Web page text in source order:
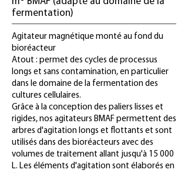
fermentation)
Agitateur magnétique monté au fond du
bioréacteur
Atout : permet des cycles de processus
longs et sans contamination, en particulier
dans le domaine de la fermentation des
cultures cellulaires.
Grâce à la conception des paliers lisses et
rigides, nos agitateurs BMAF permettent des
arbres d'agitation longs et flottants et sont
utilisés dans des bioréacteurs avec des
volumes de traitement allant jusqu'à 15 000
L. Les éléments d'agitation sont élaborés en